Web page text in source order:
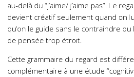
au-delà du “j’aime/ j’aime pas”. Le
devient créatif seulement quand on
qu’on le guide sans le contraindre
de pensée trop étroit.
Cette grammaire du regard est
complémentaire à une étude